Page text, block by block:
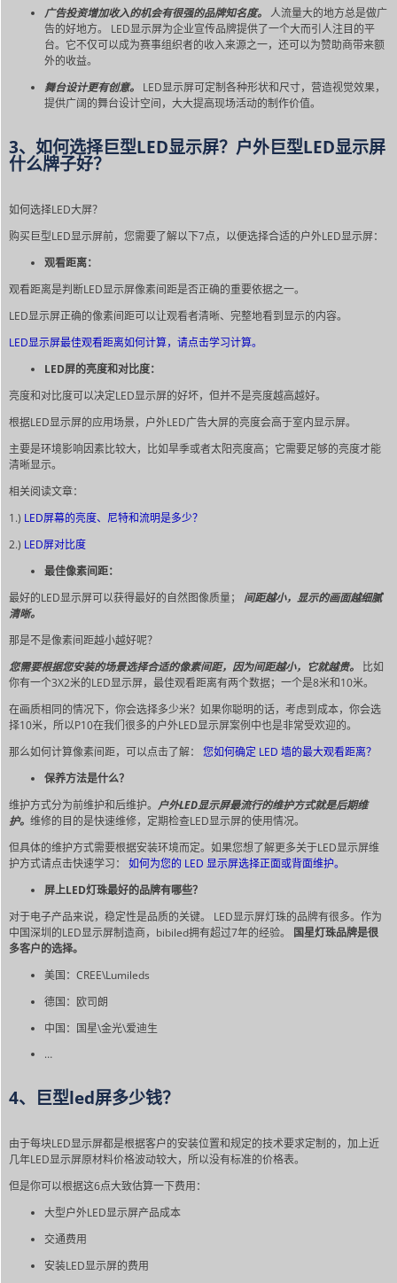
广告投资增加收入的机会有很强的品牌知名度。 人流量大的地方总是做广
告的好地方。 LED显示屏为企业宣传品牌提供了一个大而引人注目的平
台。它不仅可以成为赛事组织者的收入来源之一，还可以为赞助商带来额
外的收益。
舞台设计更有创意。 LED显示屏可定制各种形状和尺寸，营造视觉效果，
提供广阔的舞台设计空间，大大提高现场活动的制作价值。
3、如何选择巨型LED显示屏？户外巨型LED显示屏
什么牌子好？
如何选择LED大屏？
购买巨型LED显示屏前，您需要了解以下7点，以便选择合适的户外LED显示屏：
观看距离：
观看距离是判断LED显示屏像素间距是否正确的重要依据之一。
LED显示屏正确的像素间距可以让观看者清晰、完整地看到显示的内容。
LED显示屏最佳观看距离如何计算，请点击学习计算。
LED屏的亮度和对比度：
亮度和对比度可以决定LED显示屏的好坏，但并不是亮度越高越好。
根据LED显示屏的应用场景，户外LED广告大屏的亮度会高于室内显示屏。
主要是环境影响因素比较大，比如旱季或者太阳亮度高；它需要足够的亮度才能
清晰显示。
相关阅读文章：
1.) LED屏幕的亮度、尼特和流明是多少？
2.) LED屏对比度
最佳像素间距：
最好的LED显示屏可以获得最好的自然图像质量； 间距越小，显示的画面越细腻
清晰。
那是不是像素间距越小越好呢？
您需要根据您安装的场景选择合适的像素间距，因为间距越小，它就越贵。
比如
你有一个3X2米的LED显示屏，最佳观看距离有两个数据；一个是8米和10米。
在画质相同的情况下，你会选择多少米？如果你聪明的话，考虑到成本，你会选
择10米，所以P10在我们很多的户外LED显示屏案例中也是非常受欢迎的。
那么如何计算像素间距，可以点击了解： 您如何确定 LED 墙的最大观看距离？
保养方法是什么？
维护方式分为前维护和后维护。 户外LED显示屏最流行的维护方式就是后期维
护。 维修的目的是快速维修，定期检查LED显示屏的使用情况。
但具体的维护方式需要根据安装环境而定。如果您想了解更多关于LED显示屏维
护方式请点击快速学习： 如何为您的 LED 显示屏选择正面或背面维护。
屏上LED灯珠最好的品牌有哪些？
对于电子产品来说，稳定性是品质的关键。 LED显示屏灯珠的品牌有很多。作为
中国深圳的LED显示屏制造商，bibiled拥有超过7年的经验。
国星灯珠品牌是很
多客户的选择。
美国：CREE\Lumileds
德国：欧司朗
中国：国星\金光\爱迪生
…
4、巨型led屏多少钱？
由于每块LED显示屏都是根据客户的安装位置和规定的技术要求定制的，加上近
几年LED显示屏原材料价格波动较大，所以没有标准的价格表。
但是你可以根据这6点大致估算一下费用：
大型户外LED显示屏产品成本
交通费用
安装LED显示屏的费用